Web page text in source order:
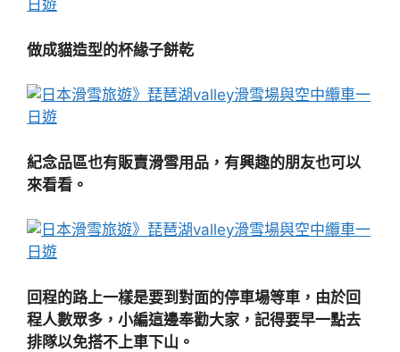
做成貓造型的杯緣子餅乾
紀念品區也有販賣滑雪用品，有興趣的朋友也可以
來看看。
回程的路上一樣是要到對面的停車場等車，由於回
程人數眾多，小編這邊奉勸大家，記得要早一點去
排隊以免搭不上車下山。